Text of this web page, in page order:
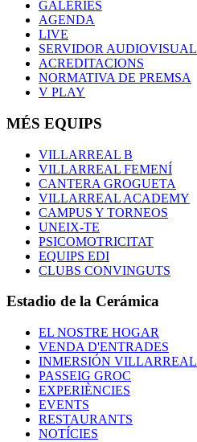
GALERIES
AGENDA
LIVE
SERVIDOR AUDIOVISUAL
ACREDITACIONS
NORMATIVA DE PREMSA
V PLAY
MÉS EQUIPS
VILLARREAL B
VILLARREAL FEMENÍ
CANTERA GROGUETA
VILLARREAL ACADEMY
CAMPUS Y TORNEOS
UNEIX-TE
PSICOMOTRICITAT
EQUIPS EDI
CLUBS CONVINGUTS
Estadio de la Cerámica
EL NOSTRE HOGAR
VENDA D'ENTRADES
INMERSIÓN VILLARREAL
PASSEIG GROC
EXPERIÈNCIES
EVENTS
RESTAURANTS
NOTÍCIES